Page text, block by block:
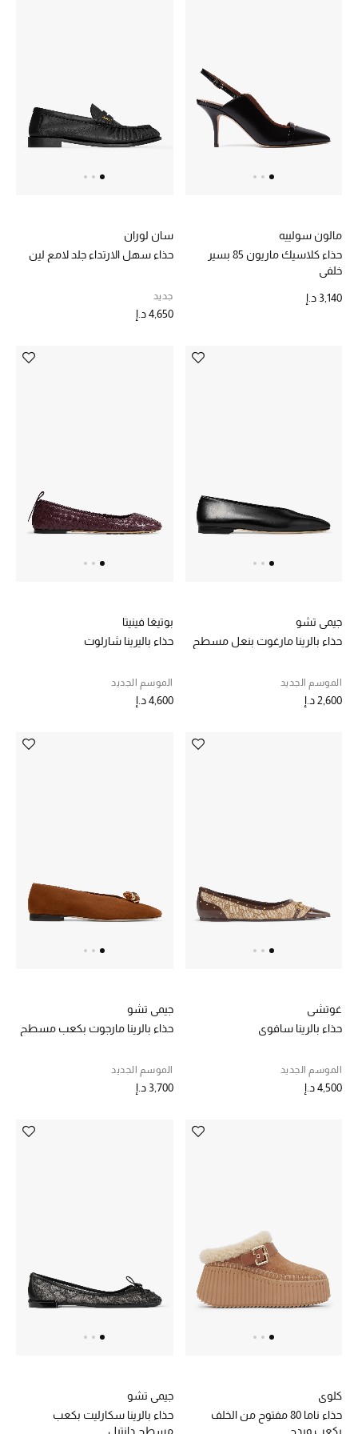
مالون سولييه
حذاء كلاسيك ماريون 85 بسير
خلفي
3,140 د.إ
سان لوران
حذاء سهل الارتداء جلد لامع لين
جديد
4,650 د.إ
جيمي تشو
حذاء بالرينا مارغوت بنعل مسطح
الموسم الجديد
2,600 د.إ
بوتيغا فينيتا
حذاء باليرينا شارلوت
الموسم الجديد
4,600 د.إ
غوتشي
حذاء بالرينا سافوي
الموسم الجديد
4,500 د.إ
جيمي تشو
حذاء بالرينا مارجوت بكعب مسطح
الموسم الجديد
3,700 د.إ
كلوي
حذاء ناما 80 مفتوح من الخلف
بكعب ويدج
جيمي تشو
حذاء بالرينا سكارليت بكعب
مسطح دانتيل